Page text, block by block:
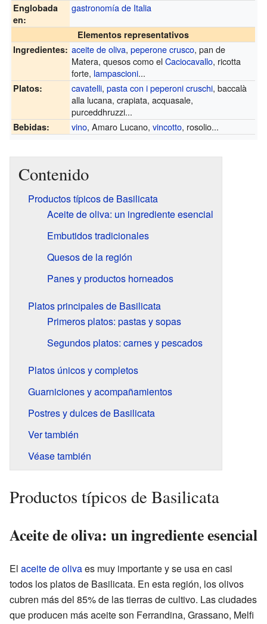
Englobada
en:
gastronomía de Italia
Elementos representativos
Ingredientes: aceite de oliva,peperone crusco, pan de
Matera, quesos como elCaciocavallo, ricotta
forte, lampascioni...
Platos: cavatelli,pasta con i peperoni cruschi, baccalà
alla lucana, crapiata, acquasale,
purceddhruzzi...
Bebidas: vino, Amaro Lucano,vincotto, rosolio...
Contenido
Productos típicos de Basilicata
Aceite de oliva: un ingrediente esencial
Embutidos tradicionales
Quesos de la región
Panes y productos horneados
Platos principales de Basilicata
Primeros platos: pastas y sopas
Segundos platos: carnes y pescados
Platos únicos y completos
Guarniciones y acompañamientos
Postres y dulces de Basilicata
Ver también
Véase también
Productos típicos de Basilicata
Aceite de oliva: un ingrediente esencial
El aceite de olivaes muy importante y se usa en casi
todos los platos de Basilicata. En esta región, los olivos
cubren más del 85% de las tierras de cultivo. Las ciudades
que producen más aceite son Ferrandina, Grassano, Melfi